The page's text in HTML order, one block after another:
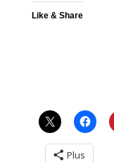
Like & Share
Plus